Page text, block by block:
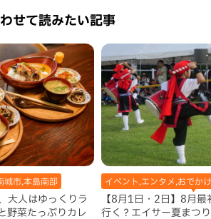
せて読みたい記事
城市,本島南部
大人はゆっくりラ
野菜たっぷりカレ
イベント,エンタメ,おでか
【8月1日・2日】8月最
行く？エイサー夏まつ